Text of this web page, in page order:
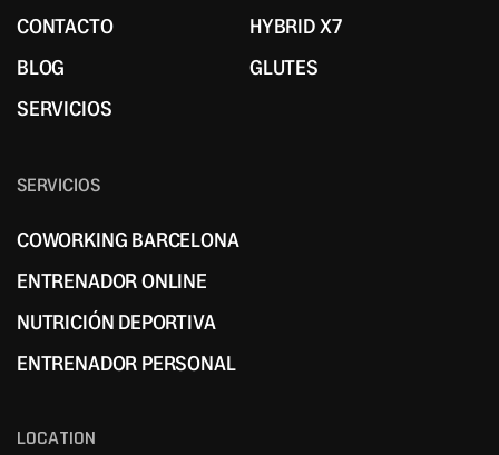
TARIFAS Y PRECIOS
CONTACTO
CONTACTO
BLOG
BLOG
SERVICIOS
TECHNICAL STRENGHT 9
HYBRID X7
HYBRID X7
GLUTES
SERVICIOS
COWORKING BARCELONA
COWORKING BARCELONA
ENTRENADOR ONLINE
ENTRENADOR ONLINE
NUTRICIÓN DEPORTIVA
NUTRICIÓN DEPORTIVA
ENTRENADOR PERSONAL
LOCATION